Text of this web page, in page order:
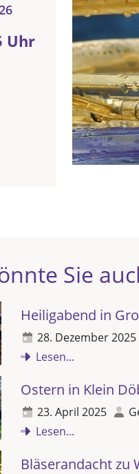
Uhr
Sie
Heiligabend in
28. Dezember 2025
Lesen...
Ostern in Klein
23. April 2025
Lesen...
Bläserandacht zu